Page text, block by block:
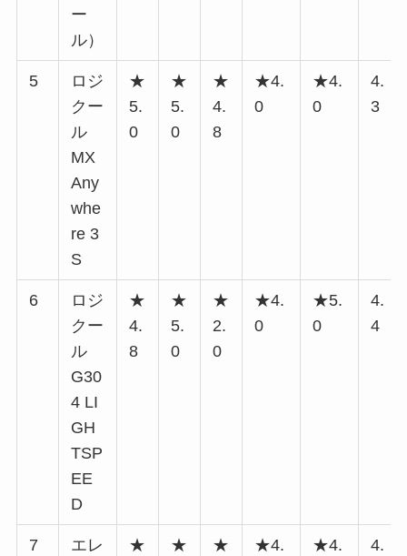
ー
ル）
5
ロジ
クー
ル
MX
Any
whe
re 3
S
★
5.
0
★
5.
0
★
4.
8
★4.
0
★4.
0
4.
3
6
ロジ
クー
ル
G30
4 LI
GH
TSP
EE
D
★
4.
8
★
5.
0
★
2.
0
★4.
0
★5.
0
4.
4
7
エレ
★
★
★
★4.
★4.
4.